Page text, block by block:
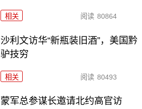
相关 阅读 80864
沙利文访华“新瓶装旧酒”，美国黔
驴技穷
相关 阅读 80493
​蒙军总参谋长邀请北约高官访